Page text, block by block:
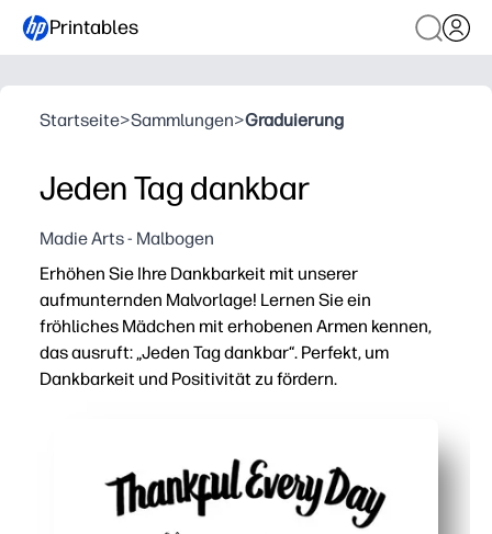
Printables
Startseite>Sammlungen>Graduierung
Jeden Tag dankbar
Madie Arts - Malbogen
Erhöhen Sie Ihre Dankbarkeit mit unserer
aufmunternden Malvorlage! Lernen Sie ein
fröhliches Mädchen mit erhobenen Armen kennen,
das ausruft: „Jeden Tag dankbar“. Perfekt, um
Dankbarkeit und Positivität zu fördern.
Entfacht bedeutungsvolle Gespräche — Kinder teilen
Beschäftigt die Hände, während die Gedanken zur
Funktioniert überall — zu Hause, im Unterricht, nach